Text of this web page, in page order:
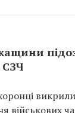
СЗЧ
військових